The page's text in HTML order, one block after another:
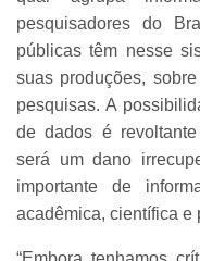
pesquisadores do
públicas têm nesse
suas produções,
pesquisas. A
de dados é
será um dano
importante de
acadêmica, científica e